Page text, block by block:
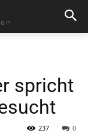
spricht
0
237